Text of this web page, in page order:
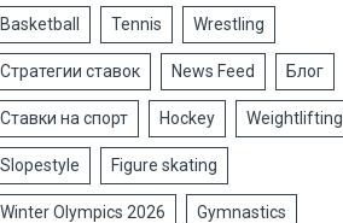
Basketball Tennis Wrestling
Стратегии ставок News Feed Блог
Ставки на спорт Hockey Weightlifting
Slopestyle Figure skating
Winter Olympics 2026 Gymnastics